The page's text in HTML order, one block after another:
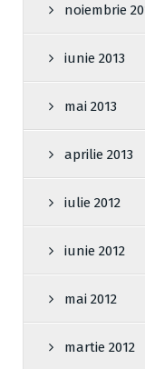
noiembrie
iunie 2013
mai 2013
aprilie 2013
iulie 2012
iunie 2012
mai 2012
martie 2012